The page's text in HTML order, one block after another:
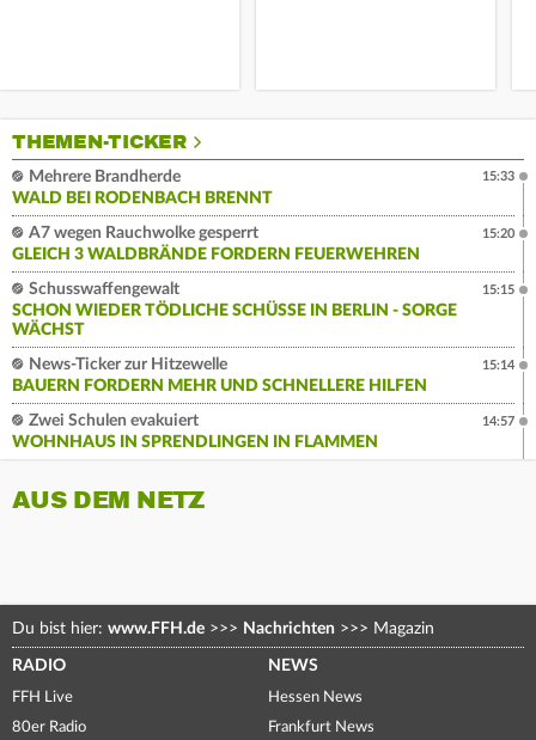
THEMEN-TICKER
Mehrere Brandherde
WALD BEI RODENBACH BRENNT
15:33
A7 wegen Rauchwolke gesperrt
GLEICH 3 WALDBRÄNDE FORDERN FEUERWEHREN
15:20
Schusswaffengewalt
SCHON WIEDER TÖDLICHE SCHÜSSE IN BERLIN - SORGE
WÄCHST
15:15
News-Ticker zur Hitzewelle
BAUERN FORDERN MEHR UND SCHNELLERE HILFEN
15:14
Zwei Schulen evakuiert
WOHNHAUS IN SPRENDLINGEN IN FLAMMEN
14:57
AUS DEM NETZ
Du bist hier: www.FFH.de >>> Nachrichten >>> Magazin
RADIO
FFH Live
80er Radio
NEWS
Hessen News
Frankfurt News